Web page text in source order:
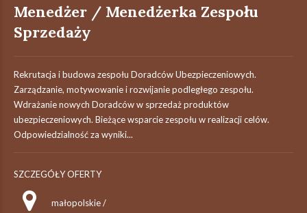
Menedżer / Menedżerka Zespołu
Sprzedaży
Rekrutacja i budowa zespołu Doradców Ubezpieczeniowych.
Zarządzanie, motywowanie i rozwijanie podległego zespołu.
Wdrażanie nowych Doradców w sprzedaż produktów
ubezpieczeniowych. Bieżące wsparcie zespołu w realizacji celów.
Odpowiedzialność za wyniki...
SZCZEGÓŁY OFERTY
małopolskie /